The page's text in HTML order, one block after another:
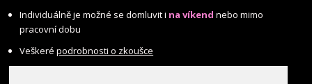
Individuálně je možné se domluvit i na víkend nebo mimo
pracovní dobu
Veškerépodrobnosti o zkoušce